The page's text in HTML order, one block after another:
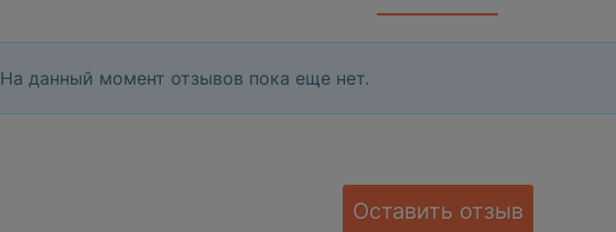
На данный момент отзывов пока еще нет.
Оставить отзыв